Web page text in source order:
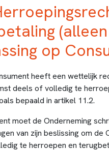
op
heeft een wettelijk
deels of volledig te
bepaald in artikel 11.2.
moet de Onderneming
van zijn beslissing om de
te herroepen en